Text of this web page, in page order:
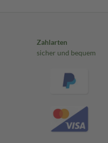
Zahlarten
sicher und bequem